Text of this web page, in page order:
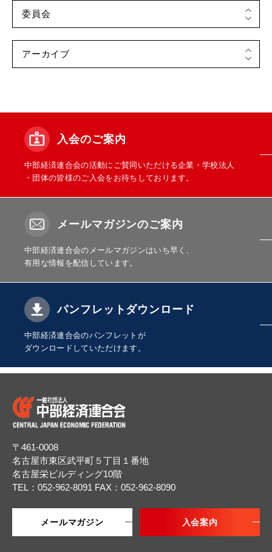
入会のご案内
中部経済連合会の活動にご賛同いただける企業・学校法人
・団体の皆様のご入会をお待ちしております。
メールマガジンのご案内
中部経済連合会のメールマガジンはいち早く、
有用な情報を配信しています。
パンフレットダウンロード
中部経済連合会のパンフレットが
ダウンロードしていただけます。
〒461-0008
名古屋市東区武平町５丁目１番地
名古屋栄ビルディング10階
TEL：052-962-8091 FAX：052-962-8090
メールマガジン 入会案内